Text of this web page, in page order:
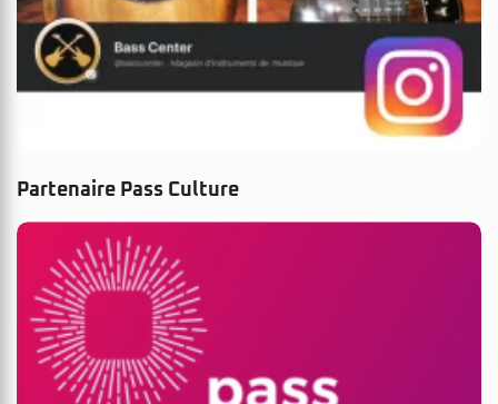
Partenaire Pass Culture